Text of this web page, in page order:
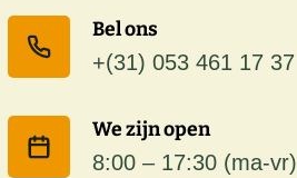
Bel ons
+(31) 053 461 17 37
We zijn open
8:00 – 17:30 (ma-vr)